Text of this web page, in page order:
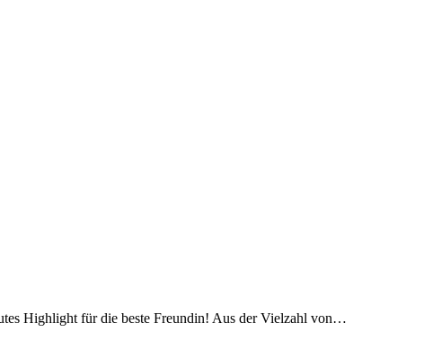
Highlight für die beste Freundin! Aus der Vielzahl von…